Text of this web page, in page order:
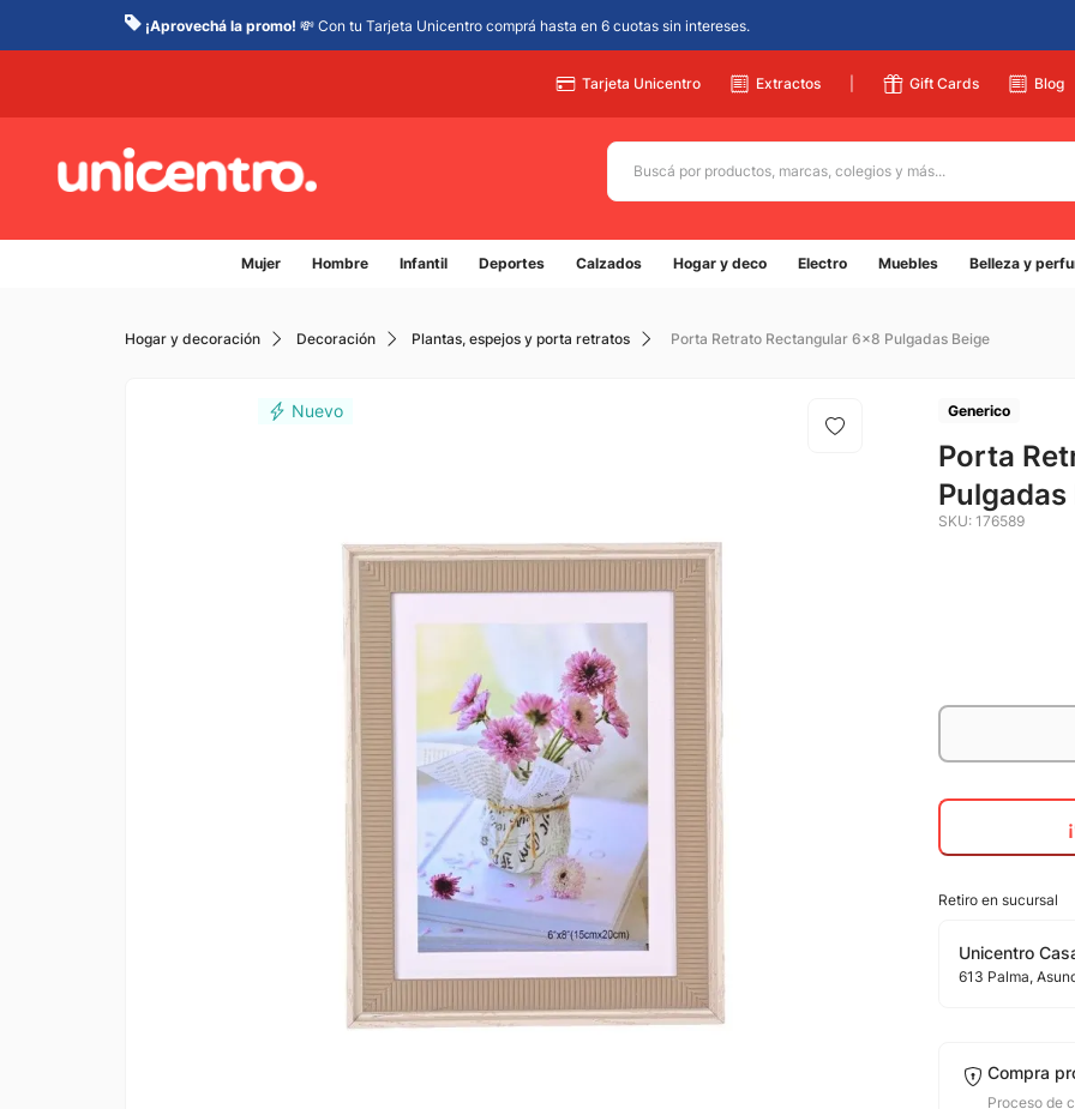
¡Aprovechá la promo! 💸 Con tu Tarjeta Unicentro comprá hasta en 6 cuotas sin intereses.
Tarjeta Unicentro Extractos Gift Cards Blog
Buscá por productos, marcas, colegios y más...
Mujer Hombre Infantil Deportes Calzados Hogar y deco Electro Muebles Belleza y
Hogar y decoración Decoración Plantas, espejos y porta retratos Porta Retrato Rectangular 6x8 Pulgadas Beige
Generico
Porta
Pulgadas
SKU: 176589
Retiro en sucursal
Unicentro
613 Palma,
Compra
Proceso de
Términos más buscados